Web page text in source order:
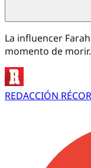
La influencer
momento de
REDACCIÓN